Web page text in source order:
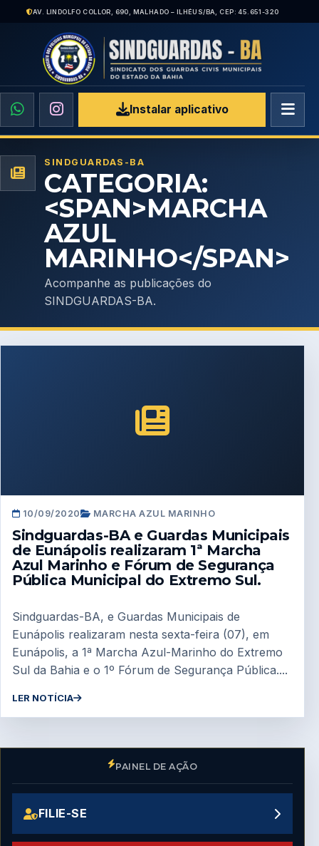
AV. LINDOLFO COLLOR, 690, MALHADO – ILHÉUS/BA, CEP: 45.651-320
Instalar aplicativo
SINDGUARDAS-BA
CATEGORIA:
<SPAN>MARCHA
AZUL
MARINHO</SPAN>
Acompanhe as publicações do
SINDGUARDAS-BA.
10/09/2020 MARCHA AZUL MARINHO
Sindguardas-BA e Guardas Municipais
de Eunápolis realizaram 1ª Marcha
Azul Marinho e Fórum de Segurança
Pública Municipal do Extremo Sul.
Sindguardas-BA, e Guardas Municipais de
Eunápolis realizaram nesta sexta-feira (07), em
Eunápolis, a 1ª Marcha Azul-Marinho do Extremo
Sul da Bahia e o 1º Fórum de Segurança Pública....
LER NOTÍCIA
PAINEL DE AÇÃO
FILIE-SE